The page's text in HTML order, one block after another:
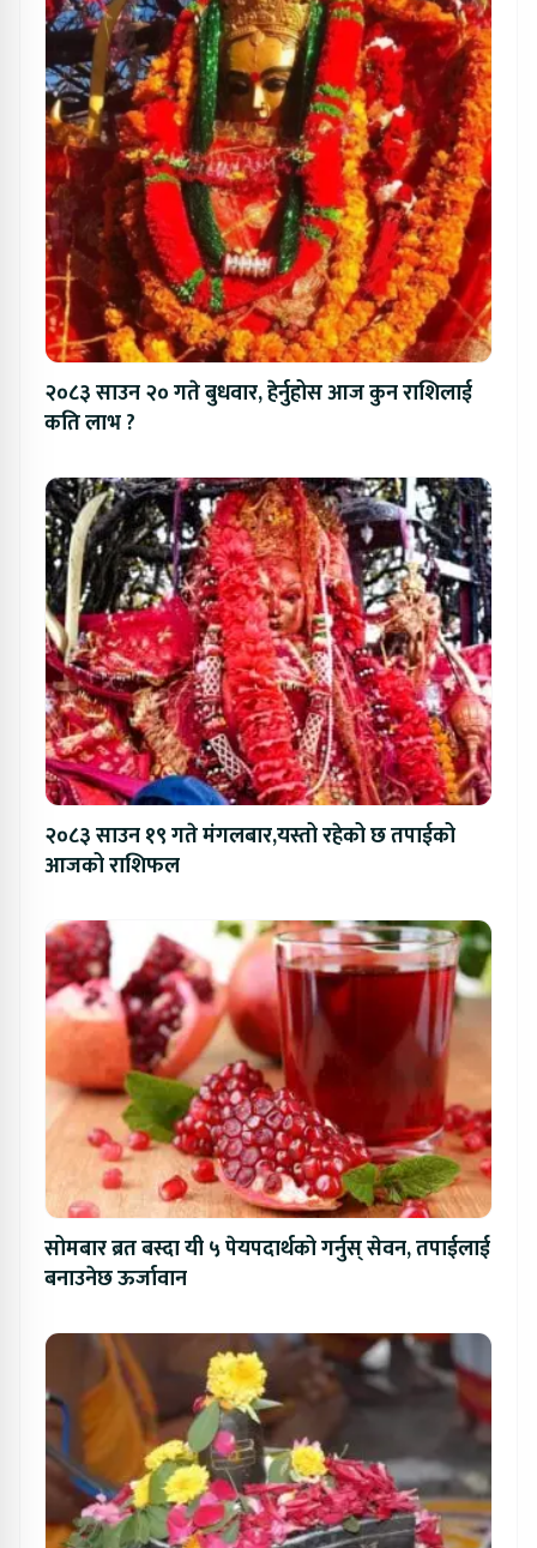
२०८३ साउन २० गते बुधवार, हेर्नुहोस आज कुन राशिलाई
कति लाभ ?
२०८३ साउन १९ गते मंगलबार,यस्तो रहेको छ तपाईको
आजको राशिफल
सोमबार ब्रत बस्दा यी ५ पेयपदार्थको गर्नुस् सेवन, तपाईलाई
बनाउनेछ ऊर्जावान